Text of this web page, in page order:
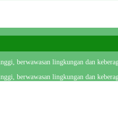
berwawasan lingkungan dan
berwawasan lingkungan dan